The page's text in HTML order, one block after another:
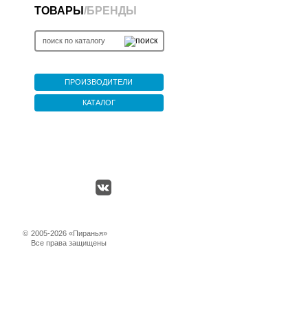
ТОВАРЫ /БРЕНДЫ
ПРОИЗВОДИТЕЛИ
КАТАЛОГ
© 2005-2026 «Пиранья»
Все права защищены